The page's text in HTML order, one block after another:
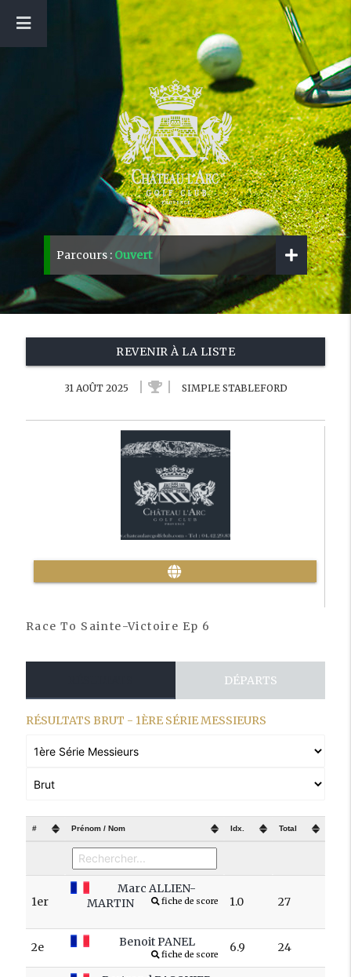
Parcours : Ouvert
REVENIR À LA LISTE
31 AOÛT 2025 SIMPLE STABLEFORD
Race To Sainte-Victoire Ep 6
DÉPARTS
RÉSULTATS BRUT - 1ÈRE SÉRIE MESSIEURS
# Prénom / Nom Idx. Total
1er
Marc ALLIEN-
MARTIN
fiche de score 1.0 27
2e Benoit PANEL
fiche de score
6.9 24